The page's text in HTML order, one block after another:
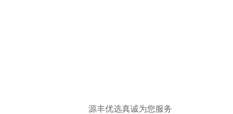
源丰优选真诚为您服务